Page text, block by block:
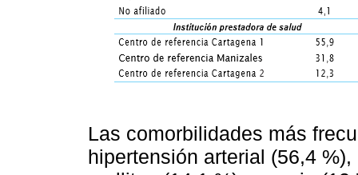
Las comorbilidades más
hipertensión arterial (56,4